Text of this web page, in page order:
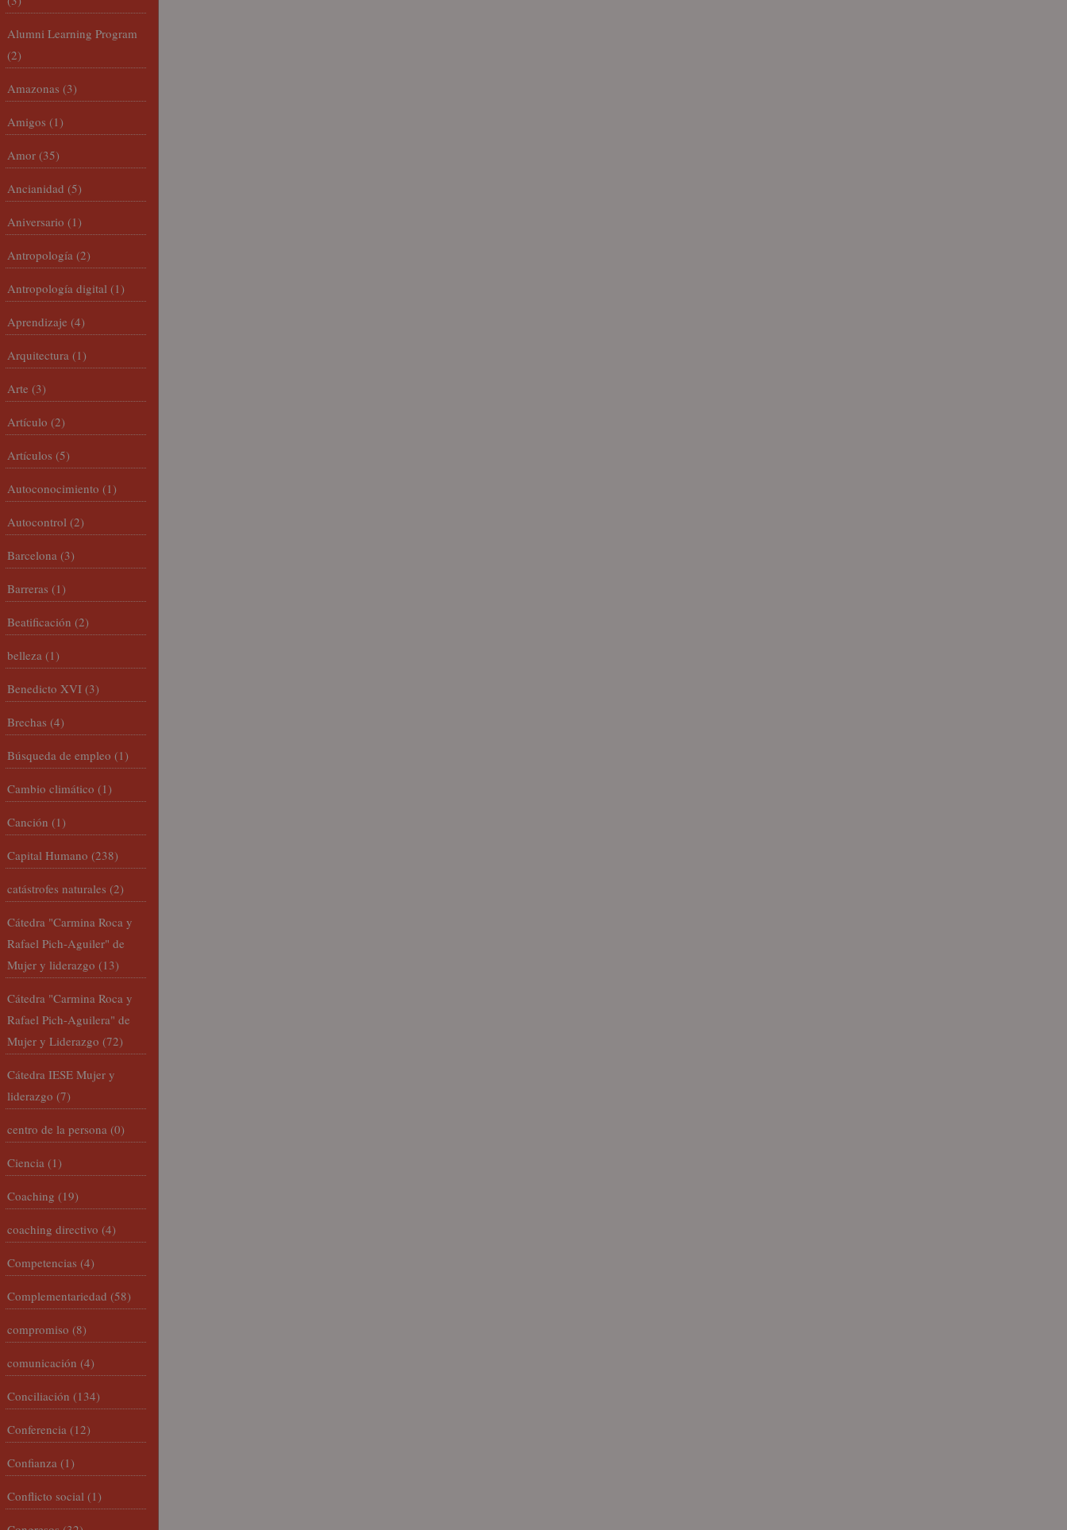
Alumni Learning Program
(2)
Amazonas (3)
Amigos (1)
Amor (35)
Ancianidad (5)
Aniversario (1)
Antropología (2)
Antropología digital (1)
Aprendizaje (4)
Arquitectura (1)
Arte (3)
Artículo (2)
Artículos (5)
Autoconocimiento (1)
Autocontrol (2)
Barcelona (3)
Barreras (1)
Beatificación (2)
belleza (1)
Benedicto XVI (3)
Brechas (4)
Búsqueda de empleo (1)
Cambio climático (1)
Canción (1)
Capital Humano (238)
catástrofes naturales (2)
Cátedra "Carmina Roca y
Rafael Pich-Aguiler" de
Mujer y liderazgo (13)
Cátedra "Carmina Roca y
Rafael Pich-Aguilera" de
Mujer y Liderazgo (72)
Cátedra IESE Mujer y
liderazgo (7)
centro de la persona (0)
Ciencia (1)
Coaching (19)
coaching directivo (4)
Competencias (4)
Complementariedad (58)
compromiso (8)
comunicación (4)
Conciliación (134)
Conferencia (12)
Confianza (1)
Conflicto social (1)